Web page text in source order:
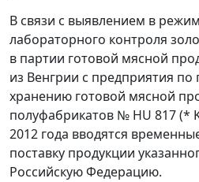
В связи с выявлением в
лабораторного контроля
в партии готовой мясной
из Венгрии с предприятия по
хранению готовой мясной
полуфабрикатов № HU 817 (*
2012 года вводятся
поставку продукции
Российскую Федерацию.